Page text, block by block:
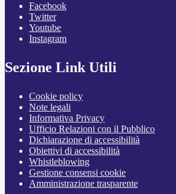
Facebook
Twitter
Youtube
Instagram
Sezione Link Utili
Cookie policy
Note legali
Informativa Privacy
Ufficio Relazioni con il Pubblico
Dichiarazione di accessibilità
Obiettivi di accessibilità
Whistleblowing
Gestione consensi cookie
Amministrazione trasparente